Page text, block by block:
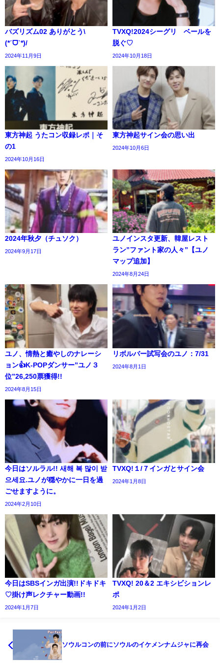
バズリズム02 ありがとう\
(*ˊᗜˋ*)/
2024年11月9日
TVXQ!2024シーグリ ベールを
脱ぐ♡
2024年10月18日
東方神起 うたコン収録レポ｜そ
の1
2024年10月16日
東方神起サイン会の思い出
2024年10月6日
2024年秋夕（チュソク）
2024年9月17日
ユノインスタ更新、韓屋レスト
ラン”ファント家の人々”【ユノ
マップ追加】
2024年8月24日
ユノ、情熱と癒やしのナレーシ
ョン👍K-POPダンサー”ユノ３
位”26,250票獲得!!
2024年8月15日
リボルバー試写会のユノ：7/31
2024年8月1日
今日はソルラル!! 새해 복 많이 받
으세요.ユノが穏やかに一日を過
ごせますように。
2024年2月10日
TVXQ!１/７インガとサイン会
2024年1月8日
今日はSBSインガ出演!!ドキドキ
♡掛け声レクチャー動画!!
2024年1月7日
TVXQ! 20＆2 エキシビションレ
ポ
2024年1月2日
ソウルコンの前にソウルのイケメンナムジャに再会